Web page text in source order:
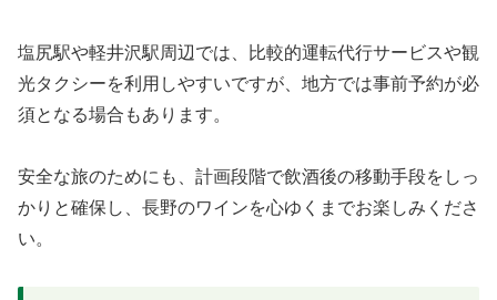
塩尻駅や軽井沢駅周辺では、比較的運転代行サービスや観
光タクシーを利用しやすいですが、地方では事前予約が必
須となる場合もあります。
安全な旅のためにも、計画段階で飲酒後の移動手段をしっ
かりと確保し、長野のワインを心ゆくまでお楽しみくださ
い。